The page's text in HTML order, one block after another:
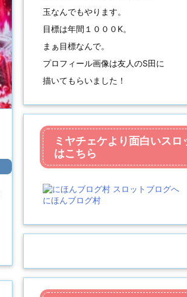
玉なんでもやります。
目標は年間１０００K。
まぁ目標なんで。
プロフィール画像は友人のS田に
描いてもらいました！
ミヤチェケより面白いスロ
はこちら
にほんブログ村